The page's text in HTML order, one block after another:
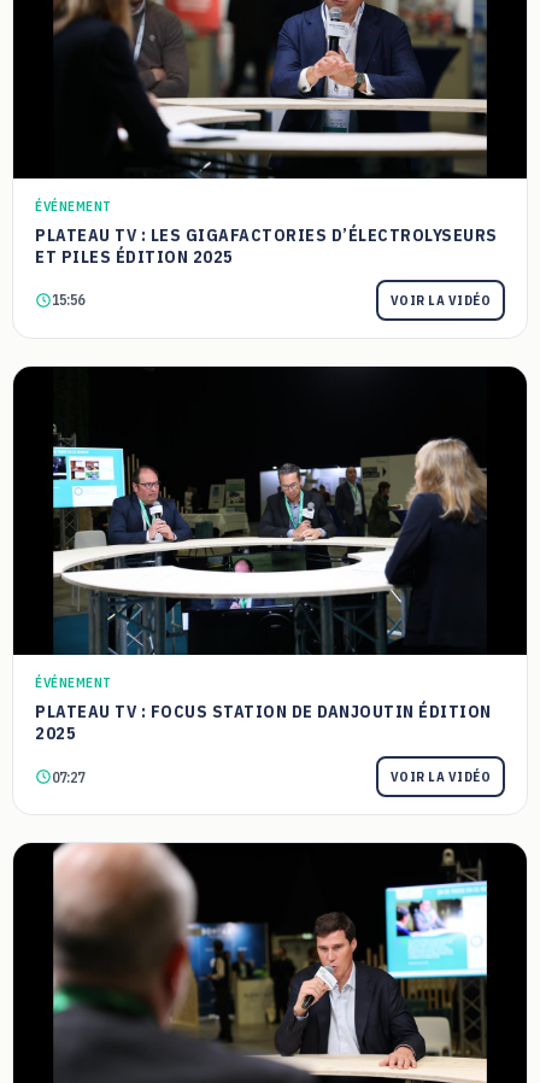
ÉVÉNEMENT
PLATEAU TV : LES GIGAFACTORIES D’ÉLECTROLYSEURS
ET PILES ÉDITION 2025
15:56 VOIR LA VIDÉO
ÉVÉNEMENT
PLATEAU TV : FOCUS STATION DE DANJOUTIN ÉDITION
2025
07:27 VOIR LA VIDÉO